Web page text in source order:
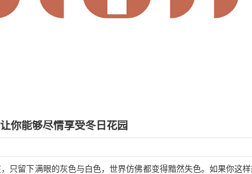
你能够尽情享受冬日花园
只留下满眼的灰色与白色，世界仿佛都变得黯然失色。如果你这